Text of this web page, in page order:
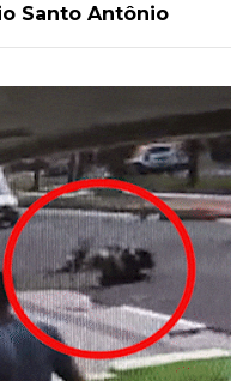
Santo Antônio